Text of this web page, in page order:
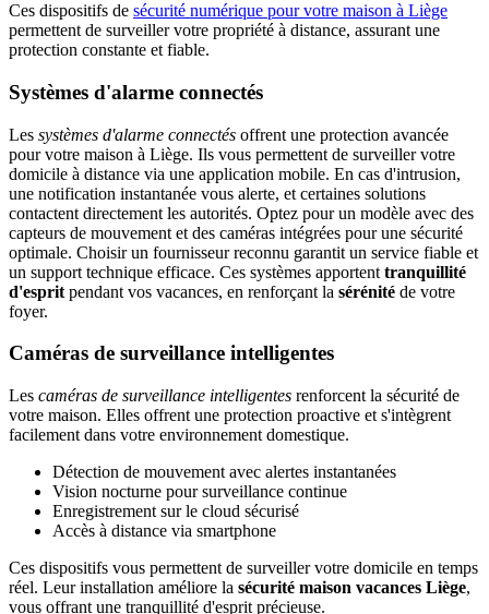
Ces dispositifs de sécurité numérique pour votre maison à Liège
permettent de surveiller votre propriété à distance, assurant une
protection constante et fiable.
Systèmes d'alarme connectés
Les systèmes d'alarme connectés offrent une protection avancée
pour votre maison à Liège. Ils vous permettent de surveiller votre
domicile à distance via une application mobile. En cas d'intrusion,
une notification instantanée vous alerte, et certaines solutions
contactent directement les autorités. Optez pour un modèle avec des
capteurs de mouvement et des caméras intégrées pour une sécurité
optimale. Choisir un fournisseur reconnu garantit un service fiable et
un support technique efficace. Ces systèmes apportent tranquillité
d'esprit pendant vos vacances, en renforçant la sérénité de votre
foyer.
Caméras de surveillance intelligentes
Les caméras de surveillance intelligentes renforcent la sécurité de
votre maison. Elles offrent une protection proactive et s'intègrent
facilement dans votre environnement domestique.
Détection de mouvement avec alertes instantanées
Vision nocturne pour surveillance continue
Enregistrement sur le cloud sécurisé
Accès à distance via smartphone
Ces dispositifs vous permettent de surveiller votre domicile en temps
réel. Leur installation améliore la sécurité maison vacances Liège,
vous offrant une tranquillité d'esprit précieuse.